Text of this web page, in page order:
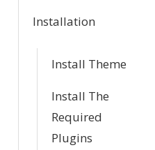
Installation
Install Theme
Install The
Required
Plugins